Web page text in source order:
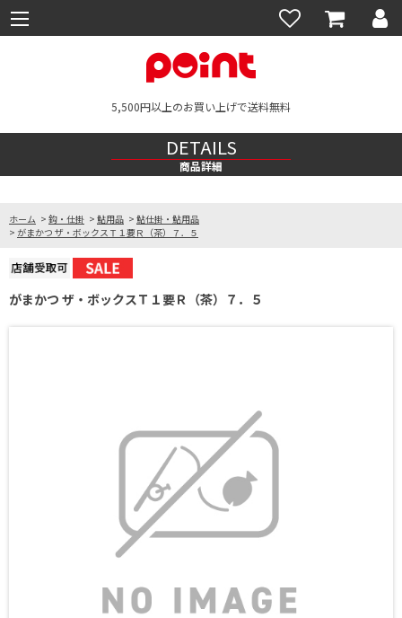
5,500円以上のお買い上げで送料無料
DETAILS
商品詳細
ホーム > 鈎・仕掛 > 鮎用品 > 鮎仕掛・鮎用品
> がまかつ ザ・ボックスＴ１要Ｒ（茶）７．５
がまかつ ザ・ボックスＴ１要Ｒ（茶）７．５